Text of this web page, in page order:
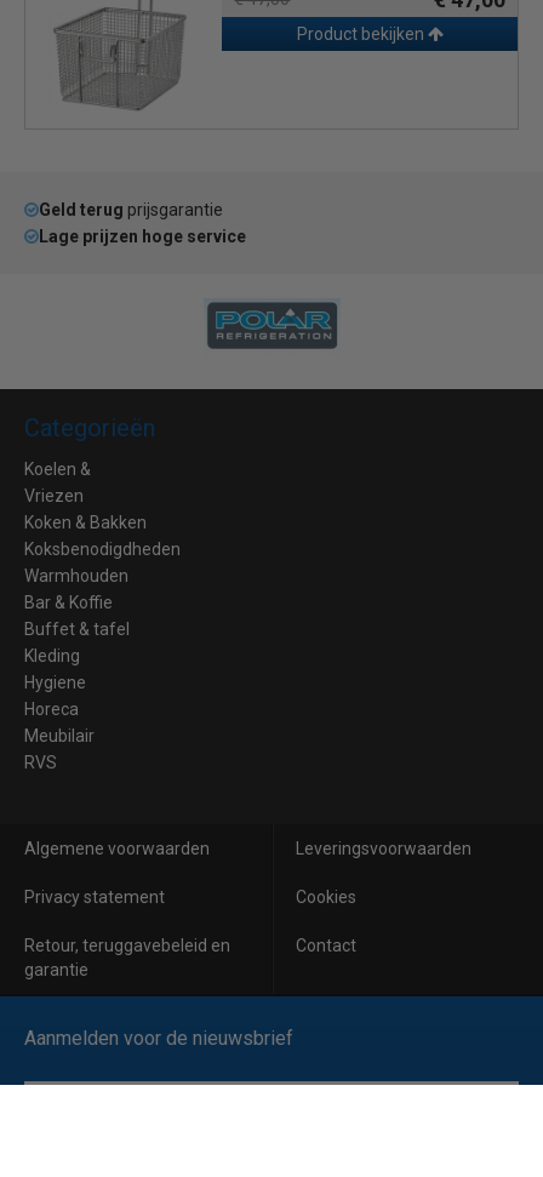
Product bekijken
Geld terug prijsgarantie
Lage prijzen hoge service
Categorieën
Koelen &
Vriezen
Koken & Bakken
Koksbenodigdheden
Warmhouden
Bar & Koffie
Buffet & tafel
Kleding
Hygiene
Horeca
Meubilair
RVS
Algemene voorwaarden Leveringsvoorwaarden
Privacy statement Cookies
Retour, teruggavebeleid en
garantie
Contact
Aanmelden voor de nieuwsbrief